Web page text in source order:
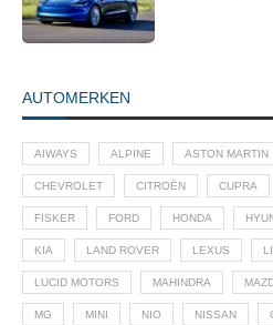
AUTOMERKEN
AIWAYS ALPINE ASTON MARTIN
CHEVROLET CITROËN CUPRA
FISKER FORD HONDA
KIA LAND ROVER LEXUS
LUCID MOTORS MAHINDRA
MG MINI NIO NISSAN